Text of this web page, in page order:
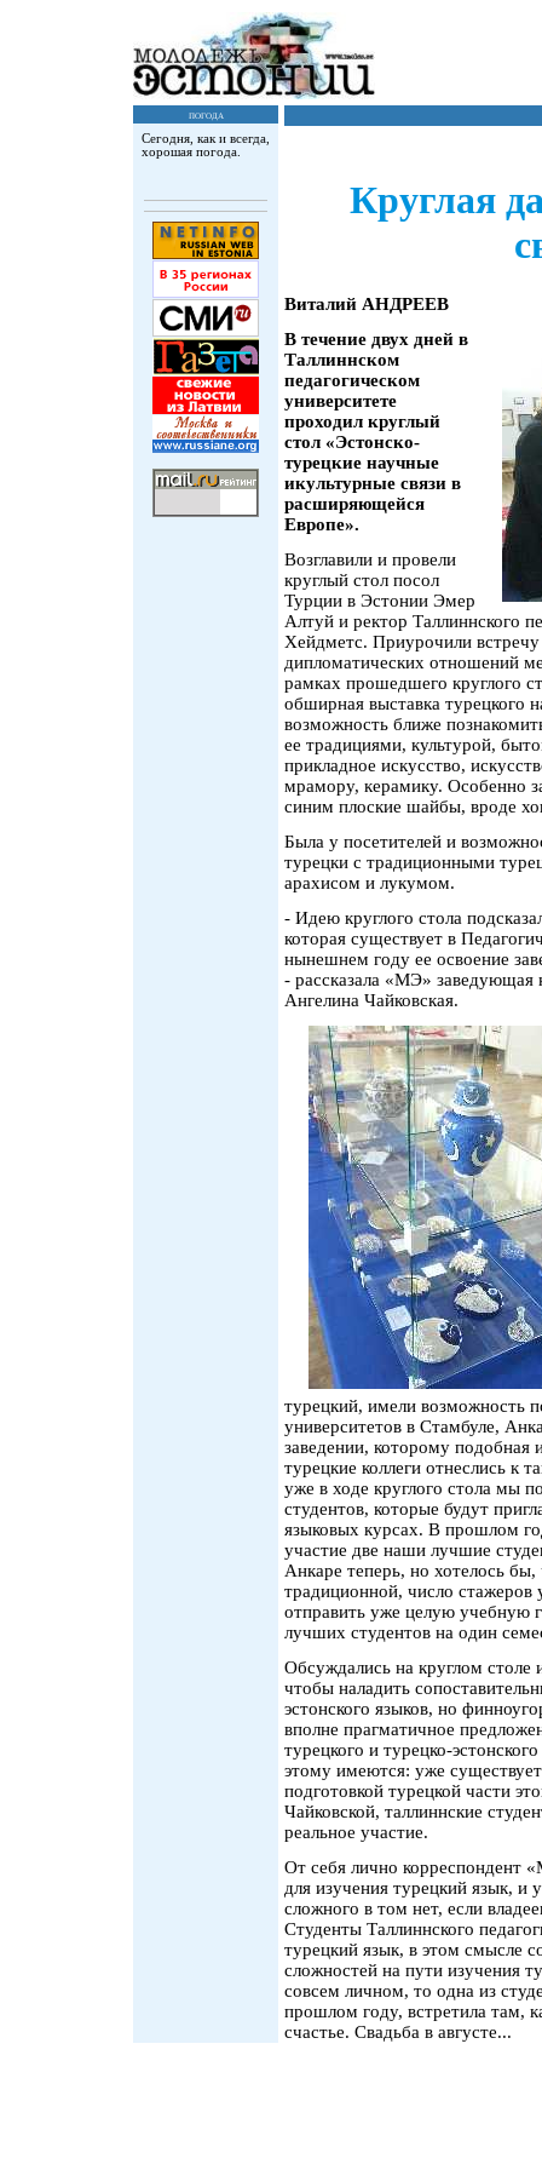
погода
Сегодня, как и всегда,
хорошая погода.
Круглая
Виталий АНДРЕЕВ
В течение двух дней в
Таллиннском
педагогическом
университете
проходил круглый
стол «Эстонско-
турецкие научные
икультурные связи в
расширяющейся
Европе».
Возглавили и провели
круглый стол посол
Турции в Эстонии Эмер
Алтуй и ректор Таллиннского
Хейдметс. Приурочили встречу
дипломатических отношений
рамках прошедшего круглого
обширная выставка турецкого
возможность ближе
ее традициями, культурой,
прикладное искусство,
мрамору, керамику. Особенно
синим плоские шайбы, вроде
Была у посетителей и
турецки с традиционными
арахисом и лукумом.
- Идею круглого стола
которая существует в
нынешнем году ее освоение
- рассказала «МЭ» заведующая
Ангелина Чайковская.
турецкий, имели возможность
университетов в Стамбуле,
заведении, которому подобная
турецкие коллеги отнеслись к
уже в ходе круглого стола мы
студентов, которые будут
языковых курсах. В прошлом
участие две наши лучшие
Анкаре теперь, но хотелось
традиционной, число
отправить уже целую учебную
лучших студентов на один
Обсуждались на круглом столе
чтобы наладить
эстонского языков, но
вполне прагматичное
турецкого и турецко-
этому имеются: уже существует
подготовкой турецкой части
Чайковской, таллиннские
реальное участие.
От себя лично корреспондент
для изучения турецкий язык, и
сложного в том нет, если
Студенты Таллиннского
турецкий язык, в этом смысле
сложностей на пути изучения
совсем личном, то одна из
прошлом году, встретила там,
счастье. Свадьба в августе...